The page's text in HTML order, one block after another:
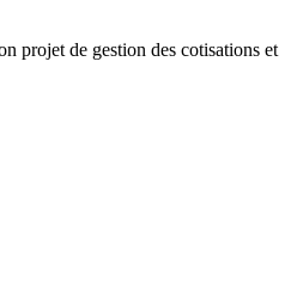
projet de gestion des cotisations et